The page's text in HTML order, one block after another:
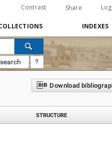
Contrast Share
INDEXES
?
Download
STRUCTURE